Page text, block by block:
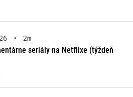
•
2m
seriály na Netflixe (týždeň